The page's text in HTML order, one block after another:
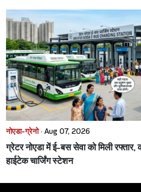
नोएडा-ग्रेनो · Aug 07, 2026
ग्रेटर नोएडा में ई-बस सेवा को मिली
हाईटेक चार्जिंग स्टेशन